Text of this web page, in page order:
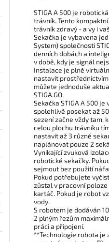
STIGA A 500 je
trávník. Tento
trávník zdravý - a vy i
Sekačka je vybavena
System) společnosti
denních dobách a
v době, kdy je signál
Instalace je plně
nastavit prostřednictvím
můžete jednoduše
STIGA.GO.
Sekačka STIGA A 500
spolehlivě posekat až
sezení začne vždy tam,
celou plochu trávníku
nastavit až 3 různé
naplánovat pouze 2
Vynikající zvuková
robotické sekačky.
sejmout bez použití
Pokud potřebujete
zůstal v pracovní
kartáč. Pokud je robot
vody.
S robotem je dodáván
2 plným řezům
práci a připojení.
**Technologie robota je